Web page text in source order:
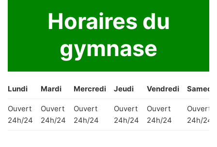
Horaires du
gymnase
Lundi Mardi Mercredi Jeudi Vendredi Samedi
Ouvert
24h/24
Ouvert
24h/24
Ouvert
24h/24
Ouvert
24h/24
Ouvert
24h/24
Ouvert
24h/24